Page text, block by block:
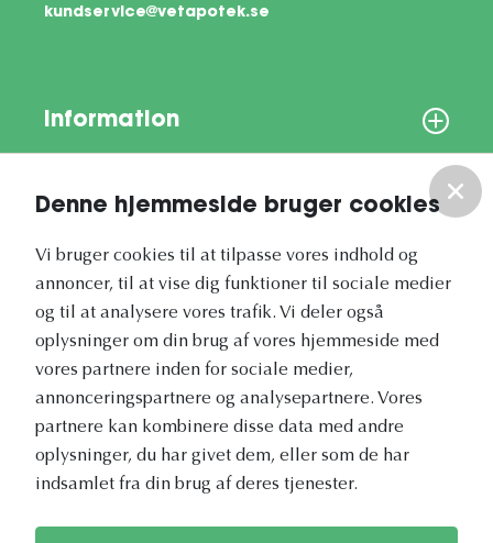
Denne hjemmeside bruger cookies
Vi bruger cookies til at tilpasse vores indhold og
annoncer, til at vise dig funktioner til sociale medier
og til at analysere vores trafik. Vi deler også
oplysninger om din brug af vores hjemmeside med
vores partnere inden for sociale medier,
annonceringspartnere og analysepartnere. Vores
partnere kan kombinere disse data med andre
oplysninger, du har givet dem, eller som de har
indsamlet fra din brug af deres tjenester.
kundservice@vetapotek.se
Information
Vores nyhedsbrev
Vetapotek.dk er en del af
Evidensia
Dyresundhedspleje